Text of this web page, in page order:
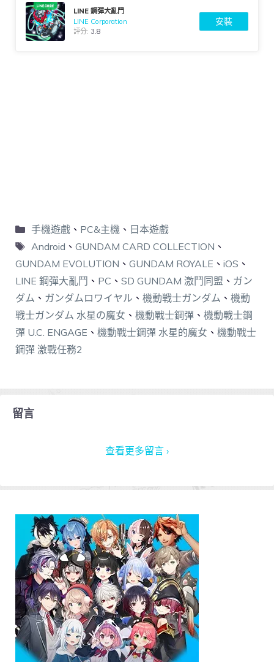
LINE 鋼彈大亂鬥
LINE Corporation
評分: 3.8
安裝
手機遊戲、 PC&主機 、 日本遊戲
Android 、 GUNDAM CARD COLLECTION 、
GUNDAM EVOLUTION 、 GUNDAM ROYALE 、 iOS 、
LINE 鋼彈大亂鬥 、 PC 、 SD GUNDAM 激鬥同盟 、 ガン
ダム 、 ガンダムロワイヤル 、 機動戦士ガンダム 、 機動
戦士ガンダム 水星の魔女 、 機動戰士鋼彈 、 機動戰士鋼
彈 U.C. ENGAGE 、 機動戰士鋼彈 水星的魔女 、 機動戰士
鋼彈 激戰任務2
留言
查看更多留言 ›